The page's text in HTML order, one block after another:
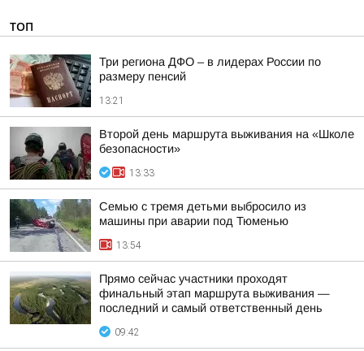
ТОП
Три региона ДФО – в лидерах России по
размеру пенсий
13:21
Второй день маршрута выживания на «Школе
безопасности»
13:33
Семью с тремя детьми выбросило из
машины при аварии под Тюменью
13:54
Прямо сейчас участники проходят
финальный этап маршрута выживания —
последний и самый ответственный день
09:42